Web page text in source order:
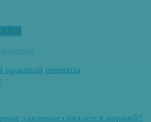
красный рецепты
давление считается нормой?